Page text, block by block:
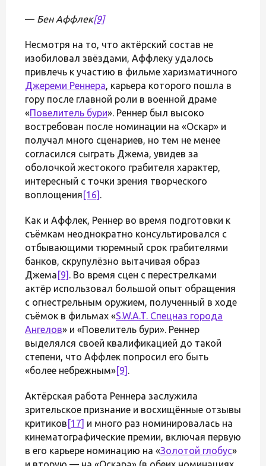
— Бен Аффлек[9]
Несмотря на то, что актёрский состав не
изобиловал звёздами, Аффлеку удалось
привлечь к участию в фильме харизматичного
Джереми Реннера, карьера которого пошла в
гору после главной роли в военной драме
«Повелитель бури». Реннер был высоко
востребован после номинации на «Оскар» и
получал много сценариев, но тем не менее
согласился сыграть Джема, увидев за
оболочкой жестокого грабителя характер,
интересный с точки зрения творческого
воплощения [16] .
Как и Аффлек, Реннер во время подготовки к
съёмкам неоднократно консультировался с
отбывающими тюремный срок грабителями
банков, скрупулёзно вытачивая образ
Джема [9] . Во время сцен с перестрелками
актёр использовал большой опыт обращения
с огнестрельным оружием, полученный в ходе
съёмок в фильмах «S.W.A.T. Спецназ города
Ангелов» и «Повелитель бури». Реннер
выделялся своей квалификацией до такой
степени, что Аффлек попросил его быть
«более небрежным»[9] .
Актёрская работа Реннера заслужила
зрительское признание и восхищённые отзывы
критиков [17] и много раз номинировалась на
кинематографические премии, включая первую
в его карьере номинацию на «Золотой глобус»